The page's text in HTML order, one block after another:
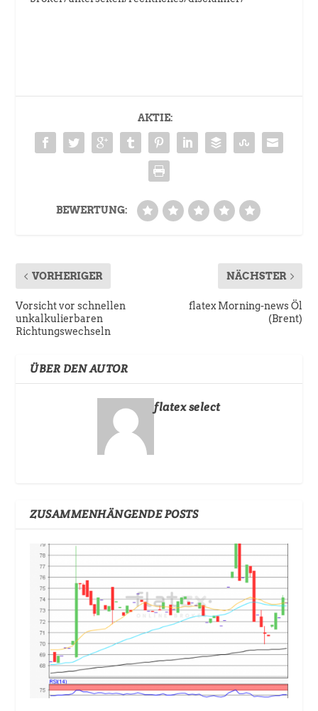
AKTIE:
BEWERTUNG:
VORHERIGER
Vorsicht vor schnellen
unkalkulierbaren
Richtungswechseln
NÄCHSTER
flatex Morning-news Öl
(Brent)
ÜBER DEN AUTOR
flatex select
ZUSAMMENHÄNGENDE POSTS